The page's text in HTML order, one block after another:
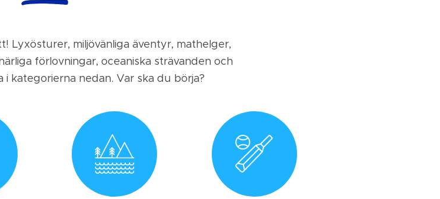
Lyxösturer, miljövänliga äventyr, mathelger,
förlovningar, oceaniska strävanden och
i kategorierna nedan. Var ska du börja?